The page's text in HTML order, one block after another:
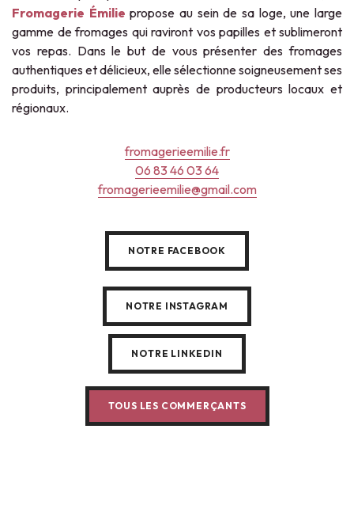
Fromagerie Émilie propose au sein de sa loge, une large
gamme de fromages qui raviront vos papilles et sublimeront
vos repas. Dans le but de vous présenter des fromages
authentiques et délicieux, elle sélectionne soigneusement ses
produits, principalement auprès de producteurs locaux et
régionaux.
fromagerieemilie.fr
06 83 46 03 64
fromagerieemilie@gmail.com
NOTRE FACEBOOK
NOTRE INSTAGRAM
NOTRE LINKEDIN
TOUS LES COMMERÇANTS